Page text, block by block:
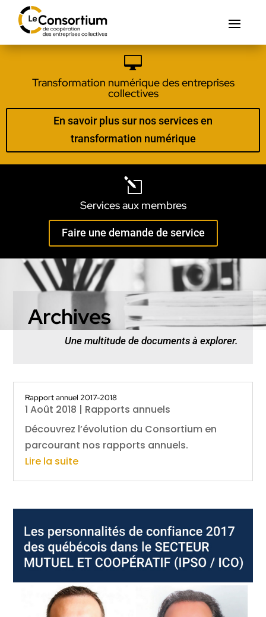

Transformation numérique des entreprises
collectives
En savoir plus sur nos services en
transformation numérique
l
Services aux membres
Faire une demande de service
Archives
Une multitude de documents à explorer.
Rapport annuel 2017-2018
1 Août 2018 | Rapports annuels
Découvrez l’évolution du Consortium en
parcourant nos rapports annuels.
Lire la suite